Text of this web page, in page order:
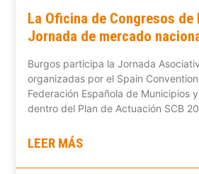
La Oficina de Congresos de
Jornada de mercado
Burgos participa la Jornada
organizadas por el Spain
Federación Española de Municipios
dentro del Plan de Actuación SCB
LEER MÁS